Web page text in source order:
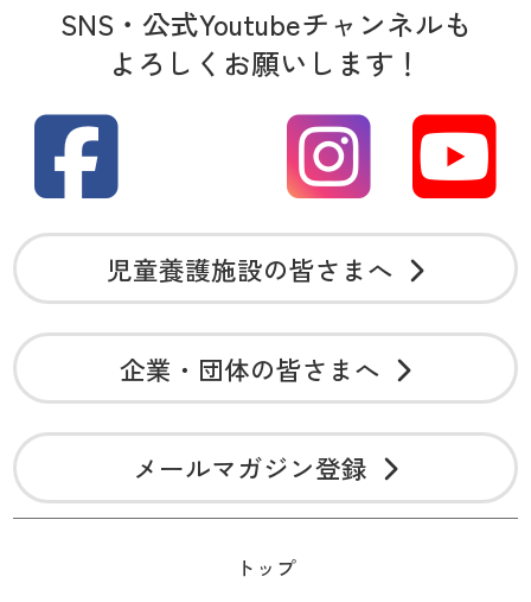
SNS・公式Youtubeチャンネルも
よろしくお願いします！
児童養護施設の皆さまへ
企業・団体の皆さまへ
メールマガジン登録
トップ